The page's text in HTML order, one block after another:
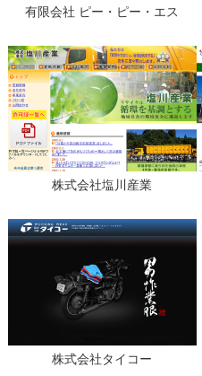
有限会社 ピー・ピー・エス
株式会社塩川産業
株式会社タイコー